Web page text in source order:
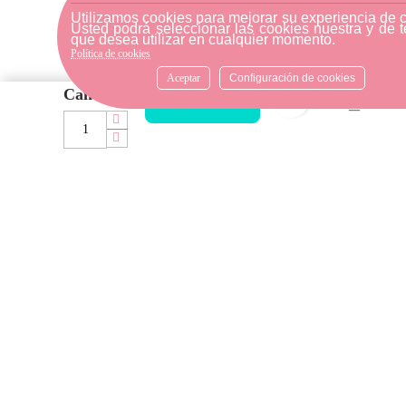
Utilizamos cookies para mejorar su experiencia de
Usted podrá seleccionar las cookies nuestra y de
que desea utilizar en cualquier momento.
Política de cookies
Aceptar
Configuración de cookies
Cantidad
tienda física más cercana.
ATENCIÓN AL CLIENTE
Si necesitas ayuda, no dudes
en escribirnos por medio de
WhatsApp al número